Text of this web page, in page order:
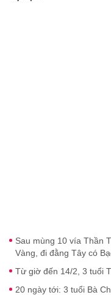
Sau mùng 10 vía Thần
Vàng, đi đằng Tây có
Từ giờ đến 14/2, 3 tuổi
20 ngày tới: 3 tuổi Bà